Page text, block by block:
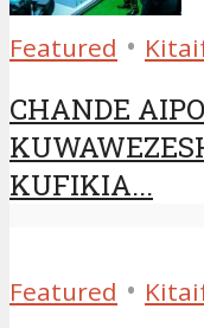
Featured •
CHANDE
KUFIKIA...
Featured •